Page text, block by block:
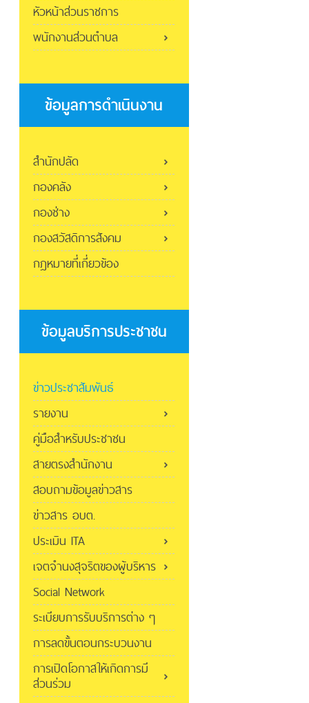
หัวหน้าส่วนราชการ
พนักงานส่วนตำบล
ข้อมูลการดำเนินงาน
สำนักปลัด
กองคลัง
กองช่าง
กองสวัสดิการสังคม
กฎหมายที่เกี่ยวข้อง
ข้อมูลบริการประชาชน
ข่าวประชาสัมพันธ์
รายงาน
คู่มือสำหรับประชาชน
สายตรงสำนักงาน
สอบถามข้อมูลข่าวสาร
ข่าวสาร อบต.
ประเมิน ITA
เจตจำนงสุจริตของผู้บริหาร
Social Network
ระเบียบการรับบริการต่าง ๆ
การลดขั้นตอนกระบวนงาน
การเปิดโอกาสให้เกิดการมี
ส่วนร่วม